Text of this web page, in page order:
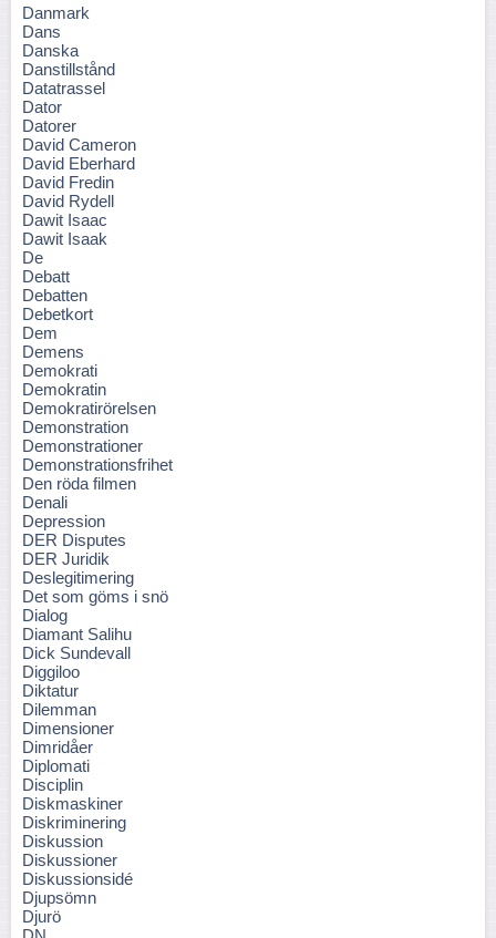
Danmark
Dans
Danska
Danstillstånd
Datatrassel
Dator
Datorer
David Cameron
David Eberhard
David Fredin
David Rydell
Dawit Isaac
Dawit Isaak
De
Debatt
Debatten
Debetkort
Dem
Demens
Demokrati
Demokratin
Demokratirörelsen
Demonstration
Demonstrationer
Demonstrationsfrihet
Den röda filmen
Denali
Depression
DER Disputes
DER Juridik
Deslegitimering
Det som göms i snö
Dialog
Diamant Salihu
Dick Sundevall
Diggiloo
Diktatur
Dilemman
Dimensioner
Dimridåer
Diplomati
Disciplin
Diskmaskiner
Diskriminering
Diskussion
Diskussioner
Diskussionsidé
Djupsömn
Djurö